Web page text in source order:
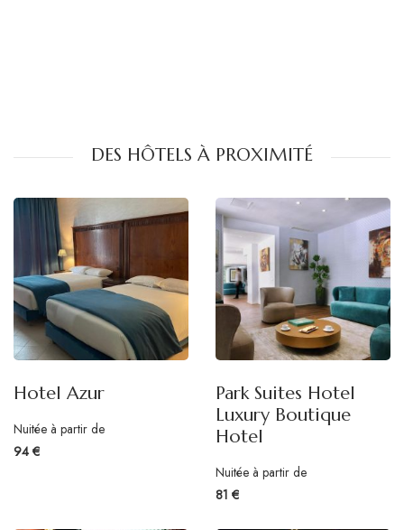
DES HÔTELS À PROXIMITÉ
Hotel Azur
Nuitée à partir de
94 €
Park Suites Hotel
Luxury Boutique
Hotel
Nuitée à partir de
81 €